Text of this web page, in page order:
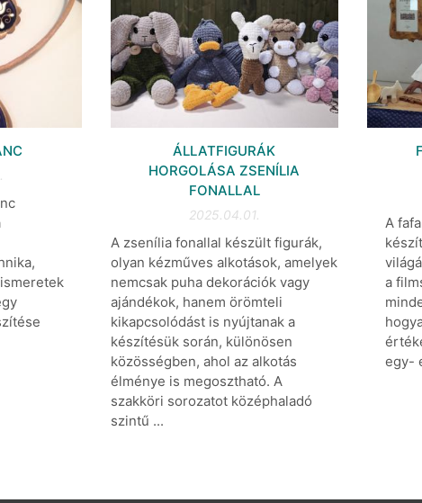
ÁLLATFIGURÁK
HORGOLÁSA ZSENÍLIA
FONALLAL
2025.04.01.
A zsenília fonallal készült figurák,
olyan kézműves alkotások, amelyek
nemcsak puha dekorációk vagy
ajándékok, hanem örömteli
kikapcsolódást is nyújtanak a
készítésük során, különösen
közösségben, ahol az alkotás
élménye is megosztható. A
szakköri sorozatot középhaladó
szintű ...
A
a
egy-